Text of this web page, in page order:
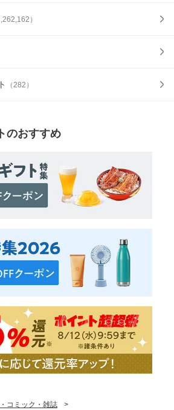
）
（282 ）
のおすすめ
コミック・雑誌
>